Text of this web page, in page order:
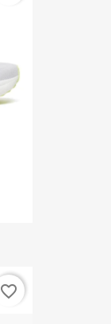
favorite_border